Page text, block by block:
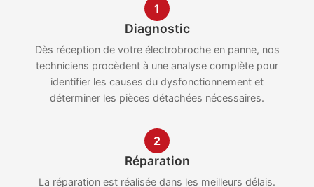
1
Diagnostic
Dès réception de votre électrobroche en panne, nos
techniciens procèdent à une analyse complète pour
identifier les causes du dysfonctionnement et
déterminer les pièces détachées nécessaires.
2
Réparation
La réparation est réalisée dans les meilleurs délais.